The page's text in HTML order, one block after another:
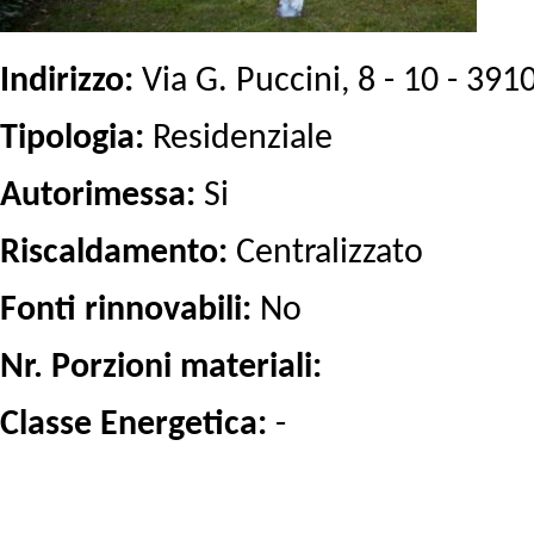
Indirizzo: Via G. Puccini, 8 - 10 -
Tipologia: Residenziale
Autorimessa: Si
Riscaldamento: Centralizzato
Fonti rinnovabili: No
Nr. Porzioni materiali:
Classe Energetica: -